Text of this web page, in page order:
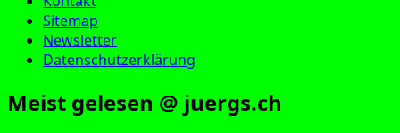
Sitemap
Newsletter
Datenschutzerklärung
Meist gelesen @ juergs.ch